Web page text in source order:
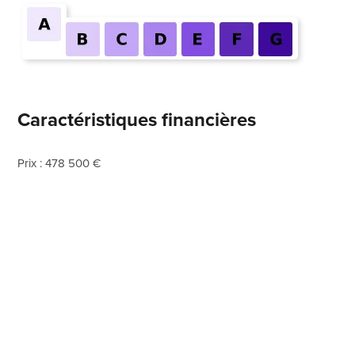
Caractéristiques financières
Prix : 478 500 €